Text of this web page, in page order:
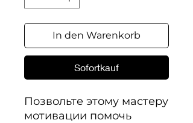
In den Warenkorb
Sofortkauf
Позвольте этому мастеру
мотивации помочь